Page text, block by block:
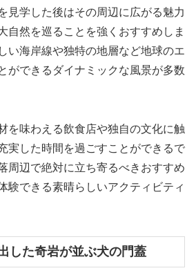
見学した後はその周辺に広がる魅力
自然を巡ることを強くおすすめしま
い海岸線や独特の地層など地球のエ
ができるダイナミックな風景が多数
を味わえる飲食店や独自の文化に触
実した時間を過ごすことができるで
周辺で絶対に立ち寄るべきおすすめ
験できる素晴らしいアクティビティ
した奇岩が並ぶ犬の門蓋